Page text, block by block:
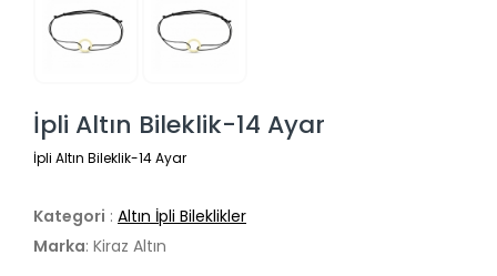
İpli Altın Bileklik-14 Ayar
İpli Altın Bileklik-14 Ayar
Kategori : Altın İpli Bileklikler
Marka: Kiraz Altın